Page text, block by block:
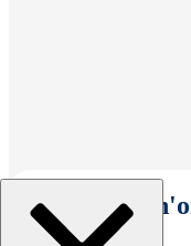
Seleziona